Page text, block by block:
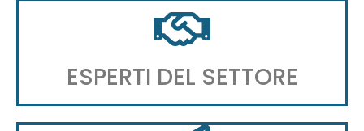
ESPERTI DEL SETTORE